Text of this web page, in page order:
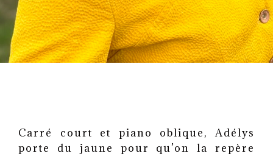
Carré court et piano oblique, Adélys
porte du jaune pour qu’on la repère